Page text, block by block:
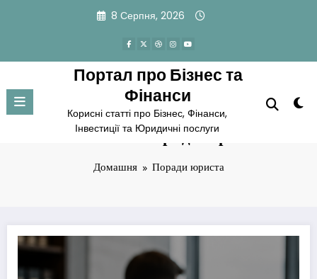
8 Серпня, 2026
Портал про Бізнес та
Фінанси
Корисні статті про Бізнес, Фінанси,
Інвестиції та Юридичні послуги
Позначка: Поради юриста
Домашня Поради юриста